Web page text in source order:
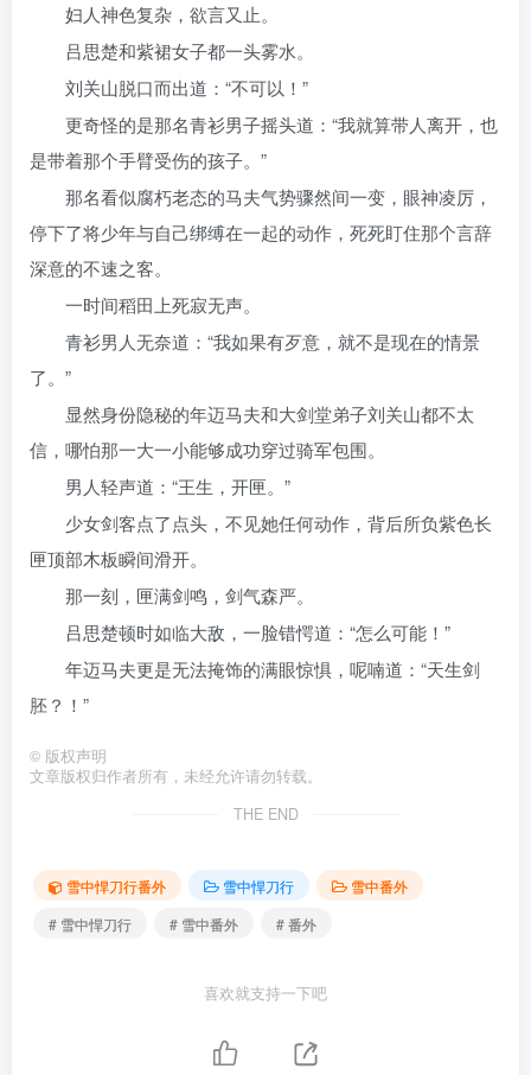
妇人神色复杂，欲言又止。
吕思楚和紫裙女子都一头雾水。
刘关山脱口而出道：“不可以！”
更奇怪的是那名青衫男子摇头道：“我就算带人离开，也
是带着那个手臂受伤的孩子。”
那名看似腐朽老态的马夫气势骤然间一变，眼神凌厉，
停下了将少年与自己绑缚在一起的动作，死死盯住那个言辞
深意的不速之客。
一时间稻田上死寂无声。
青衫男人无奈道：“我如果有歹意，就不是现在的情景
了。”
显然身份隐秘的年迈马夫和大剑堂弟子刘关山都不太
信，哪怕那一大一小能够成功穿过骑军包围。
男人轻声道：“王生，开匣。”
少女剑客点了点头，不见她任何动作，背后所负紫色长
匣顶部木板瞬间滑开。
那一刻，匣满剑鸣，剑气森严。
吕思楚顿时如临大敌，一脸错愕道：“怎么可能！”
年迈马夫更是无法掩饰的满眼惊惧，呢喃道：“天生剑
胚？！”
© 版权声明
文章版权归作者所有，未经允许请勿转载。
THE END
雪中悍刀行番外 雪中悍刀行
雪中番外
# 雪中悍刀行
# 雪中番外 # 番外
喜欢就支持一下吧